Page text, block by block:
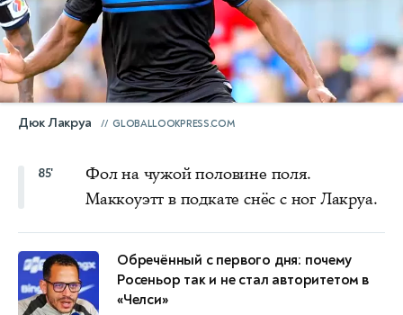
Дюк Лакруа GLOBALLOOKPRESS.COM
85'
Фол на чужой половине поля.
Маккоуэтт в подкате снёс с ног Лакруа.
Обречённый с первого дня: почему
Росеньор так и не стал авторитетом в
«Челси»